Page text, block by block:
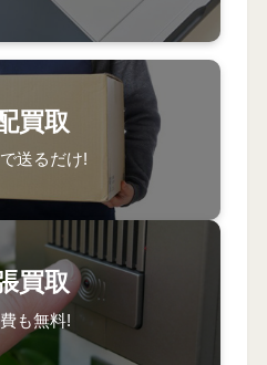
買取
送るだけ!
買取
も無料!